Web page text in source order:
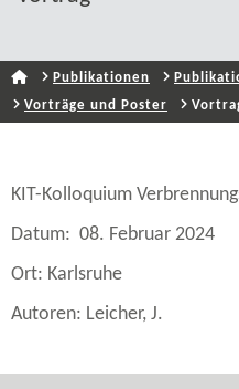
Publikationen
Vorträge und Poster
KIT-​Kolloquium
Datum: 08. Februar 2024
Ort: Karlsruhe
Autoren: Leicher, J.